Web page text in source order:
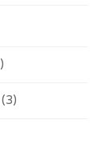
(3)